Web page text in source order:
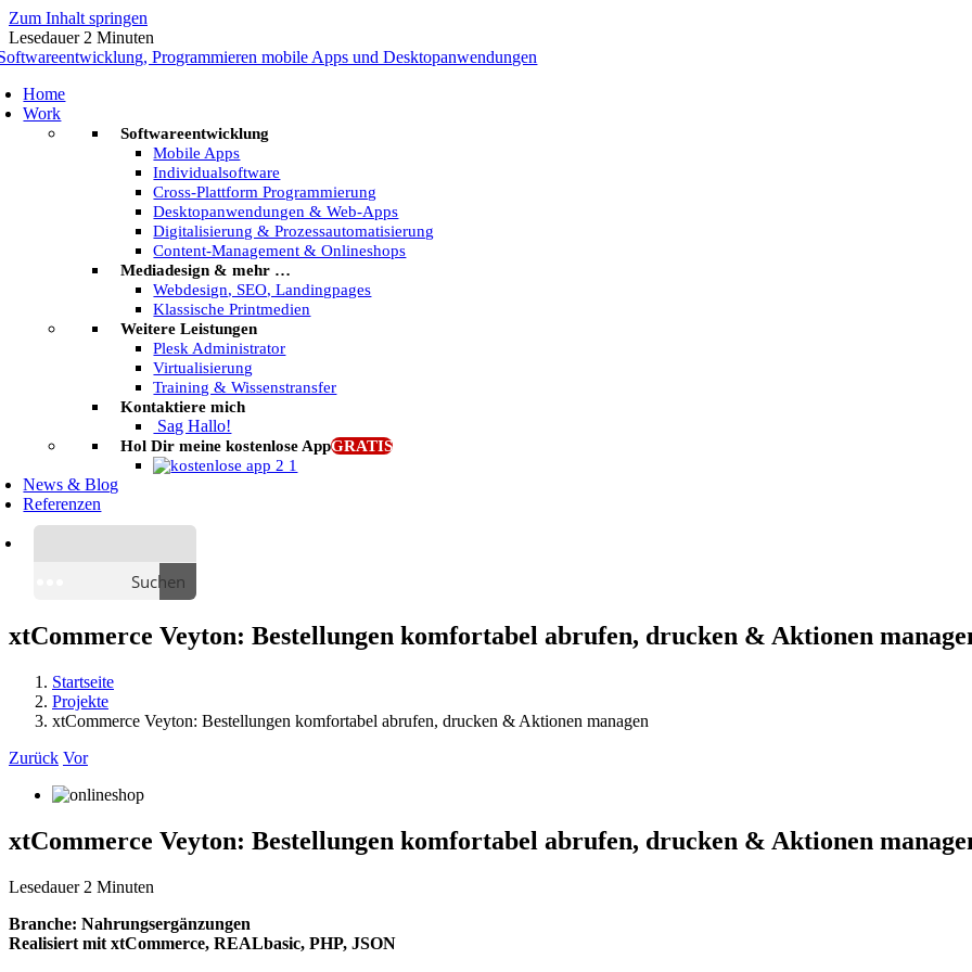
Zum Inhalt springen
Lesedauer 2 Minuten
Home
Work
Softwareentwicklung
Mobile Apps
Individualsoftware
Cross-Plattform Programmierung
Desktopanwendungen & Web-Apps
Digitalisierung & Prozessautomatisierung
Content-Management & Onlineshops
Mediadesign & mehr …
Webdesign, SEO, Landingpages
Klassische Printmedien
Weitere Leistungen
Plesk Administrator
Virtualisierung
Training & Wissenstransfer
Kontaktiere mich
Sag Hallo!
Hol Dir meine kostenlose AppGRATIS
News & Blog
Referenzen
Suchen
xtCommerce Veyton: Bestellungen komfortabel abrufen, drucken & Aktionen
Startseite
Projekte
xtCommerce Veyton: Bestellungen komfortabel abrufen, drucken & Aktionen managen
Zurück Vor
xtCommerce Veyton: Bestellungen komfortabel abrufen, drucken & Aktionen
Lesedauer 2 Minuten
Branche: Nahrungsergänzungen
Realisiert mit xtCommerce, REALbasic, PHP, JSON